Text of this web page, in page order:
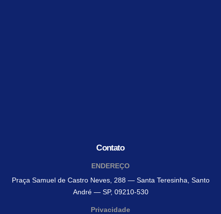
Contato
ENDEREÇO
Praça Samuel de Castro Neves, 288 — Santa Teresinha, Santo
André — SP, 09210-530
Privacidade